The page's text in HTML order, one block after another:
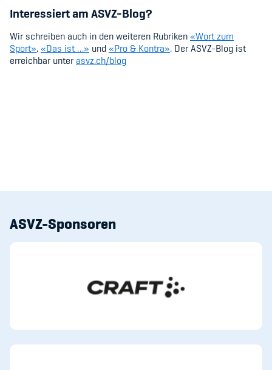
Interessiert am ASVZ-Blog?
Wir schreiben auch in den weiteren Rubriken«Wort zum
Sport»,«Das ist …» und«Pro & Kontra». Der ASVZ-Blog ist
erreichbar unterasvz.ch/blog
ASVZ-Sponsoren